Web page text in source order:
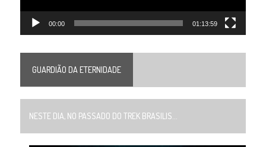
00:00 01:13:59
GUARDIÃO DA ETERNIDADE
NESTE DIA, NO PASSADO DO TREK BRASILIS...